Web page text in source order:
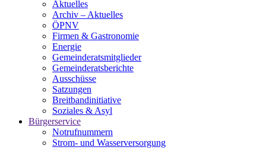
Aktuelles
Archiv – Aktuelles
ÖPNV
Firmen & Gastronomie
Energie
Gemeinderatsmitglieder
Gemeinderatsberichte
Ausschüsse
Satzungen
Breitbandinitiative
Soziales & Asyl
Bürgerservice
Notrufnummern
Strom- und Wasserversorgung